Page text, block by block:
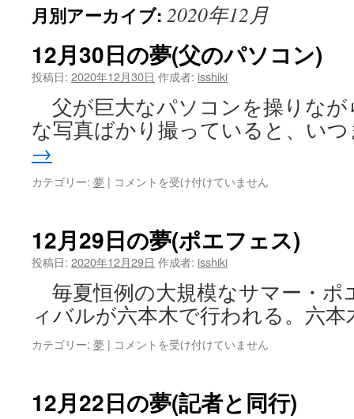
月別アーカイブ: 2020年12月
12月30日の夢(父のパソコン)
投稿日: 2020年12月30日 作成者: isshiki
父が巨大なパソコンを操りな
な写真ばかり撮っていると、い
→
カテゴリー: 夢 | 12
日
の
夢
の
パ
ソ
コ
ン)
コメントを受け付けていません
12月29日の夢(ポエフェス)
投稿日: 2020年12月29日 作成者: isshiki
毎夏恒例の大規模なサマー・ポ
ィバルが六本木で行われる。六
カテゴリー: 夢 | 12
日
の
コメントを受け付けていません
12月22日の夢(記者と同行)